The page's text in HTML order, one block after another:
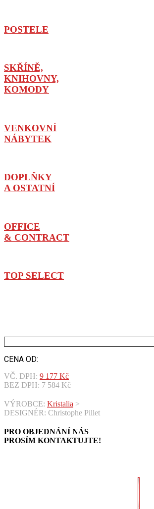
POSTELE
SKŘÍNĚ,
KNIHOVNY,
KOMODY
VENKOVNÍ
NÁBYTEK
DOPLŇKY
A OSTATNÍ
OFFICE
& CONTRACT
TOP SELECT
CENA OD:
VČ. DPH: 9 177 Kč
BEZ DPH: 7 584 Kč
VÝROBCE: Kristalia >
DESIGNÉR: Christophe Pillet
PRO OBJEDNÁNÍ NÁS
PROSÍM KONTAKTUJTE!